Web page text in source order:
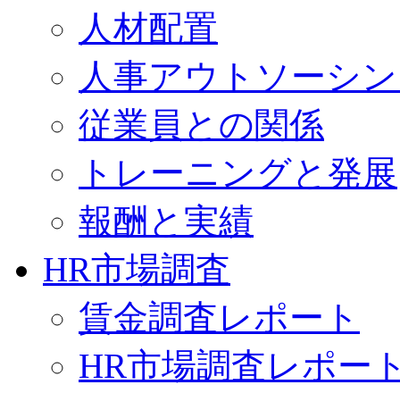
人材配置
人事アウトソーシ
従業員との関係
トレーニングと発展
報酬と実績
HR市場調査
賃金調査レポート
HR市場調査レポー